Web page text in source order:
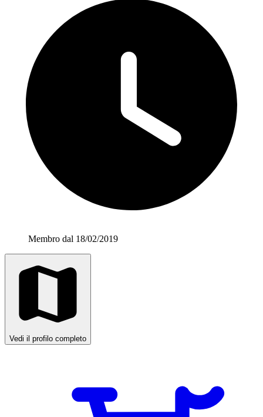
Membro dal 18/02/2019
Vedi il profilo completo